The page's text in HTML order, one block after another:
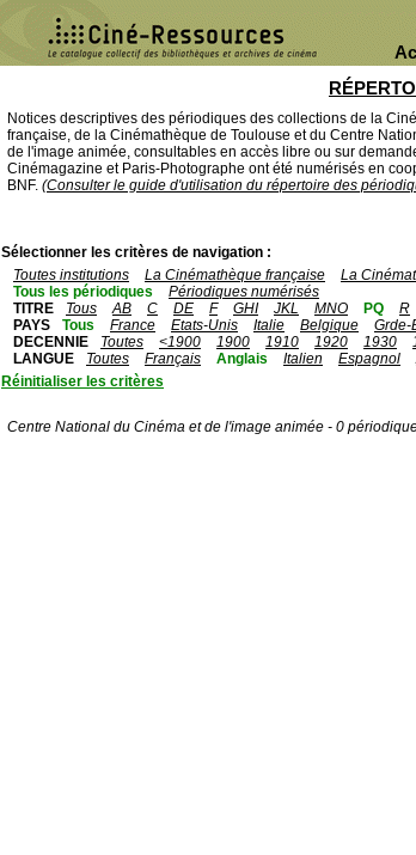
Notices descriptives des périodiques des collections de la
française, de la Cinémathèque de Toulouse et du Centre
de l'image animée, consultables en accès libre ou sur
Cinémagazine et Paris-Photographe ont été numérisés en
BNF. (Consulter le guide d'utilisation du répertoire des
Sélectionner les critères de navigation :
Toutes institutions
La Cinémathèque française La
Tous les périodiques
Périodiques numérisés
TITRE
Tous AB C DE F GHI JKL MNO PQ R
PAYS
Tous France Etats-Unis Italie Belgique Grde-
DECENNIE
Toutes <1900 1900 1910 1920 1930
LANGUE
Toutes Français Anglais Italien Espagnol
Réinitialiser les critères
Centre National du Cinéma et de l'image animée - 0